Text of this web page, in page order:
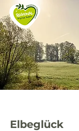
Elbeglück